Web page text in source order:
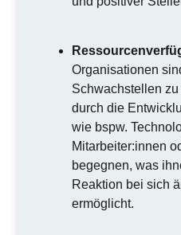
Organisationen
Schwachstellen
durch die
wie bspw.
Mitarbeiter:innen
begegnen, was
Reaktion bei sich
ermöglicht.